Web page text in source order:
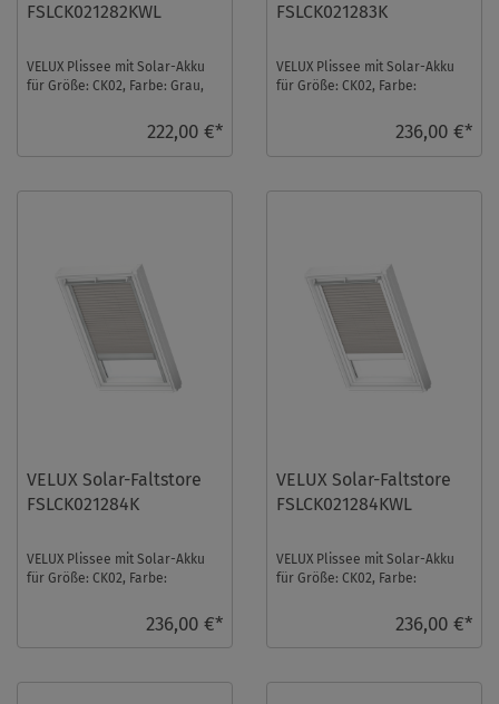
FSLCK021282KWL
VELUX Plissee mit Solar-Akku
für Größe: CK02, Farbe: Grau,
semitransparent, io-ho ...222,00 €*
FSLCK021283K
VELUX Plissee mit Solar-Akku
für Größe: CK02, Farbe:
transparent, io-hom ...236,00 €*
VELUX Solar-Faltstore
FSLCK021284K
VELUX Plissee mit Solar-Akku
für Größe: CK02, Farbe:
transparent, io-hom ...236,00 €*
VELUX Solar-Faltstore
FSLCK021284KWL
VELUX Plissee mit Solar-Akku
für Größe: CK02, Farbe:
236,00 €*